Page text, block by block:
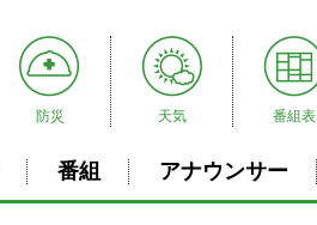
防災 天気 番組表
番組 アナウンサー